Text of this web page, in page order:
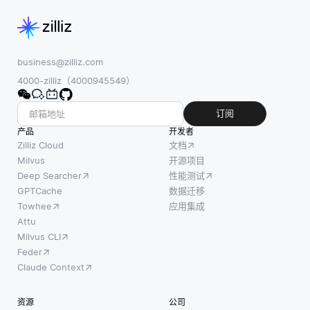
business@zilliz.com
4000-zilliz（4000945549）
订阅
产品
Zilliz Cloud
Milvus
Deep Searcher
GPTCache
Towhee
Attu
Milvus CLI
Feder
Claude Context
开发者
文档
开源项目
性能测试
数据迁移
应用集成
资源 公司